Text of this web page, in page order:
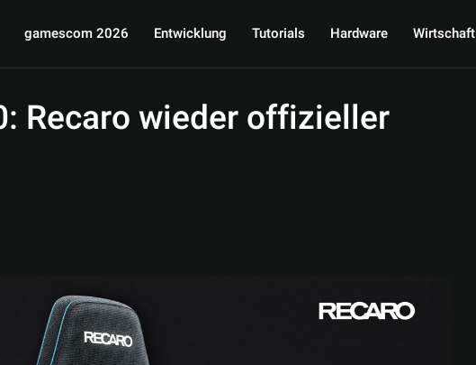
gamescom 2026 Entwicklung Tutorials Hardware Wirtschaft
Recaro wieder offizieller